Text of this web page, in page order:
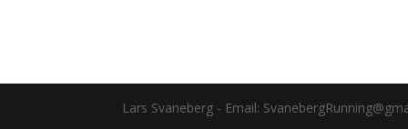
Lars Svaneberg - Email: